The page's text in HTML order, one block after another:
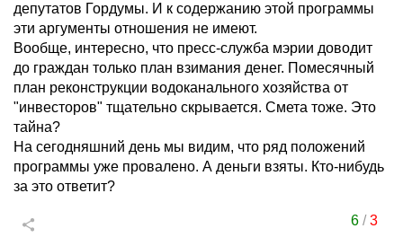
депутатов Гордумы. И к содержанию этой программы
эти аргументы отношения не имеют.
Вообще, интересно, что пресс-служба мэрии доводит
до граждан только план взимания денег. Помесячный
план реконструкции водоканального хозяйства от
"инвесторов" тщательно скрывается. Смета тоже. Это
тайна?
На сегодняшний день мы видим, что ряд положений
программы уже провалено. А деньги взяты. Кто-нибудь
за это ответит?
6/3